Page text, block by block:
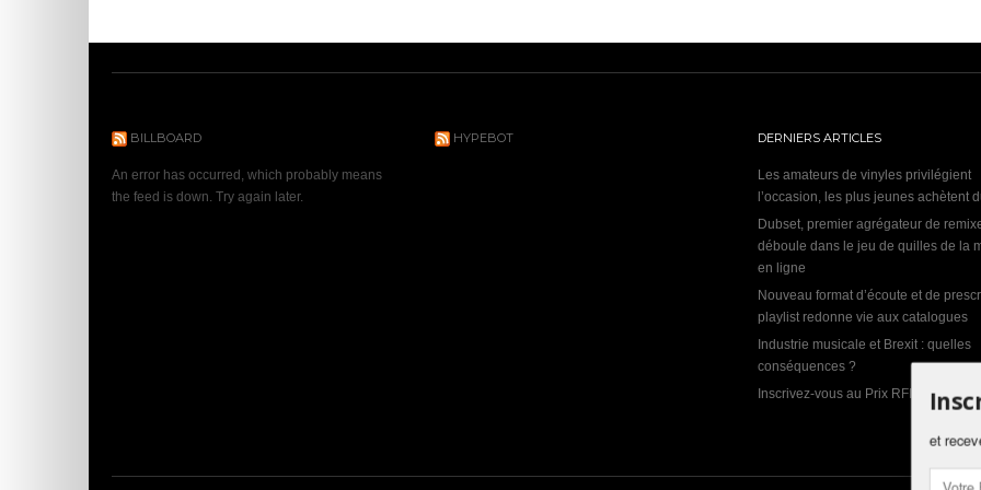
BILLBOARD
An error has occurred, which probably means
the feed is down. Try again later.
HYPEBOT DERNIERS ARTICLES
Les amateurs de vinyles privilégient
l’occasion, les plus jeunes achètent
Dubset, premier agrégateur de
déboule dans le jeu de quilles de la
en ligne
Nouveau format d’écoute et de
playlist redonne vie aux catalogues
Industrie musicale et Brexit : quelles
conséquences ?
Inscrivez-vous au Prix RFI
et